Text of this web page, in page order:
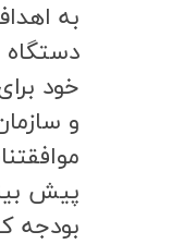
به اهداف و
خود
و
پيش
بودجه